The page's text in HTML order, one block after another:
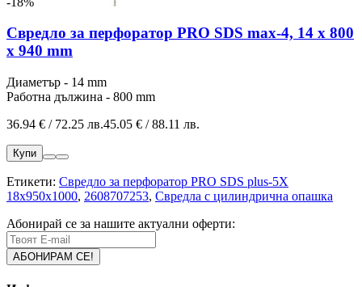
Свредло за перфоратор PRO SDS max-4, 14 x 800
x 940 mm
Диаметър - 14 mm
Работна дължина - 800 mm
36.94 € / 72.25 лв.45.05 € / 88.11 лв.
Купи
Етикети: Свредло за перфоратор PRO SDS plus-5X
18x950x1000, 2608707253, Свредла с цилиндрична опашка
Абонирай се за нашите актуални оферти: